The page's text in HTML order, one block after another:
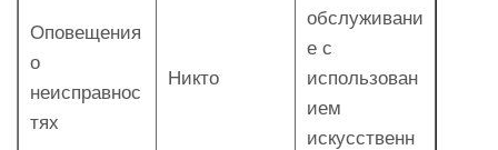
Оповещения
о
неисправнос
тях
Никто
обслуживани
е с
использован
ием
искусственн